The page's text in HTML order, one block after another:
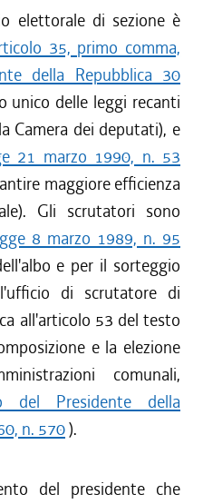
elettorale di sezione è
35, primo comma,
della Repubblica 30
unico delle leggi recanti
Camera dei deputati), e
21 marzo 1990, n. 53
maggiore efficienza
Gli scrutatori sono
8 marzo 1989, n. 95
e per il sorteggio
di scrutatore di
all'articolo 53 del testo
e la elezione
comunali,
del Presidente della
n. 570).
del presidente che